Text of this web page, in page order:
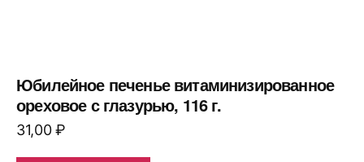
Юбилейное печенье витаминизированное
ореховое с глазурью, 116 г.
31,00₽